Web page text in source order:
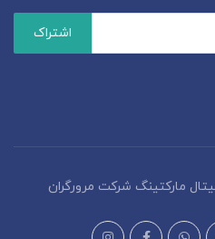
مارکتینگ شرکت مرورگران